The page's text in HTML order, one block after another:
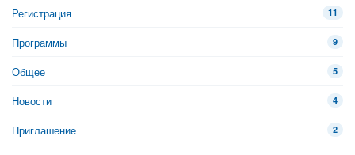
Регистрация 11
Программы 9
Общее 5
Новости 4
Приглашение 2